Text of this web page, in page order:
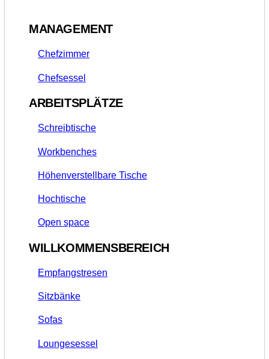
MANAGEMENT
Chefzimmer
Chefsessel
ARBEITSPLÄTZE
Schreibtische
Workbenches
Höhenverstellbare Tische
Hochtische
Open space
WILLKOMMENSBEREICH
Empfangstresen
Sitzbänke
Sofas
Loungesessel